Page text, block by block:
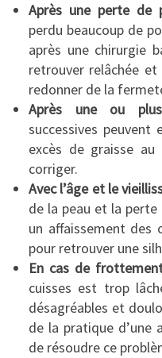
Après une perte de
perdu beaucoup de
après une chirurgie
retrouver relâchée
redonner de la
Après une ou
successives peuvent
excès de graisse
corriger.
Avec l’âge et le
de la peau et la
un affaissement des
pour retrouver une
En cas de
cuisses est trop
désagréables et
de la pratique d’une
de résoudre ce